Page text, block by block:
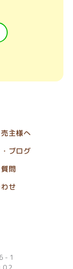
1
主様へ
ブログ
問
せ